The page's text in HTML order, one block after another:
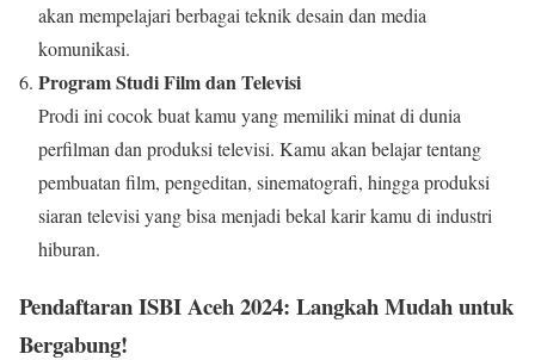
akan mempelajari berbagai teknik desain dan media
komunikasi.
Program Studi Film dan Televisi
Prodi ini cocok buat kamu yang memiliki minat di dunia
perfilman dan produksi televisi. Kamu akan belajar tentang
pembuatan film, pengeditan, sinematografi, hingga produksi
siaran televisi yang bisa menjadi bekal karir kamu di industri
hiburan.
Pendaftaran ISBI Aceh 2024: Langkah Mudah untuk
Bergabung!